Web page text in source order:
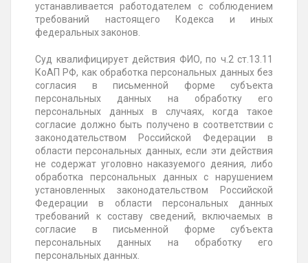
устанавливается работодателем с соблюдением
требований настоящего Кодекса и иных
федеральных законов.
Суд квалифицирует действия ФИО, по ч.2 ст.13.11
КоАП РФ, как обработка персональных данных без
согласия в письменной форме субъекта
персональных данных на обработку его
персональных данных в случаях, когда такое
согласие должно быть получено в соответствии с
законодательством Российской Федерации в
области персональных данных, если эти действия
не содержат уголовно наказуемого деяния, либо
обработка персональных данных с нарушением
установленных законодательством Российской
Федерации в области персональных данных
требований к составу сведений, включаемых в
согласие в письменной форме субъекта
персональных данных на обработку его
персональных данных.